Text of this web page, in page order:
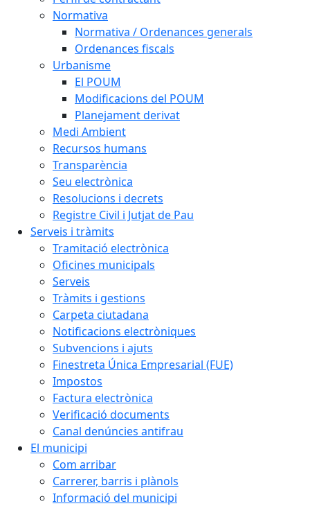
Normativa
Normativa / Ordenances generals
Ordenances fiscals
Urbanisme
El POUM
Modificacions del POUM
Planejament derivat
Medi Ambient
Recursos humans
Transparència
Seu electrònica
Resolucions i decrets
Registre Civil i Jutjat de Pau
Serveis i tràmits
Tramitació electrònica
Oficines municipals
Serveis
Tràmits i gestions
Carpeta ciutadana
Notificacions electròniques
Subvencions i ajuts
Finestreta Única Empresarial (FUE)
Impostos
Factura electrònica
Verificació documents
Canal denúncies antifrau
El municipi
Com arribar
Carrerer, barris i plànols
Informació del municipi